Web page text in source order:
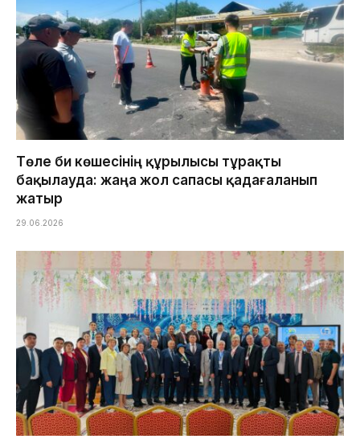
Төле би көшесінің құрылысы тұрақты
бақылауда: жаңа жол сапасы қадағаланып
жатыр
29.06.2026